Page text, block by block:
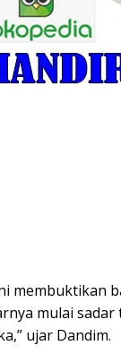
membuktikan
mulai
ujar Dandim.